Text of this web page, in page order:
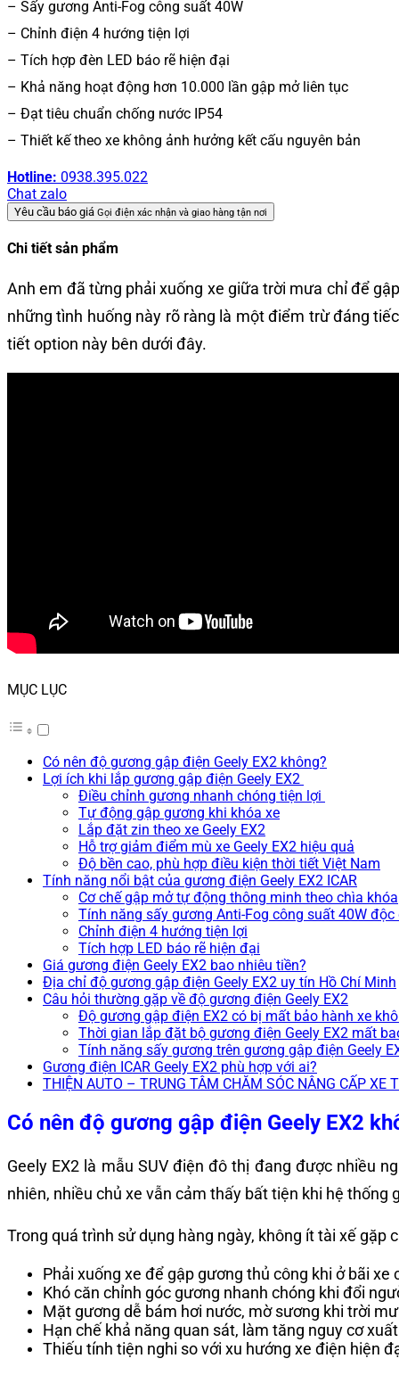
– Sấy gương Anti-Fog công suất 40W
– Chỉnh điện 4 hướng tiện lợi
– Tích hợp đèn LED báo rẽ hiện đại
– Khả năng hoạt động hơn 10.000 lần gập mở liên tục
– Đạt tiêu chuẩn chống nước IP54
– Thiết kế theo xe không ảnh hưởng kết cấu nguyên bản
Hotline: 0938.395.022
Chat zalo
Yêu cầu báo giá Gọi điện xác nhận và giao hàng tận nơi
Chi tiết sản phẩm
Anh em đã từng phải xuống xe giữa trời mưa chỉ để
những tình huống này rõ ràng là một điểm trừ đáng
tiết option này bên dưới đây.
MỤC LỤC
Có nên độ gương gập điện Geely EX2 không?
Lợi ích khi lắp gương gập điện Geely EX2
Điều chỉnh gương nhanh chóng tiện lợi
Tự động gập gương khi khóa xe
Lắp đặt zin theo xe Geely EX2
Hỗ trợ giảm điểm mù xe Geely EX2 hiệu quả
Độ bền cao, phù hợp điều kiện thời tiết Việt Nam
Tính năng nổi bật của gương điện Geely EX2 ICAR
Cơ chế gập mở tự động thông minh theo chìa khóa
Tính năng sấy gương Anti-Fog công suất 40W độc
Chỉnh điện 4 hướng tiện lợi
Tích hợp LED báo rẽ hiện đại
Giá gương điện Geely EX2 bao nhiêu tiền?
Địa chỉ độ gương gập điện Geely EX2 uy tín Hồ Chí Minh
Câu hỏi thường gặp về độ gương điện Geely EX2
Độ gương gập điện EX2 có bị mất bảo hành xe
Thời gian lắp đặt bộ gương điện Geely EX2 mất
Tính năng sấy gương trên gương gập điện Geely
Gương điện ICAR Geely EX2 phù hợp với ai?
THIỆN AUTO – TRUNG TÂM CHĂM SÓC NÂNG CẤP XE
Có nên độ gương gập điện Geely EX2
Geely EX2 là mẫu SUV điện đô thị đang được nhiều
nhiên, nhiều chủ xe vẫn cảm thấy bất tiện khi hệ
Trong quá trình sử dụng hàng ngày, không ít tài xế gặp
Phải xuống xe để gập gương thủ công khi ở bãi xe
Khó căn chỉnh góc gương nhanh chóng khi đổi
Mặt gương dễ bám hơi nước, mờ sương khi trời
Hạn chế khả năng quan sát, làm tăng nguy cơ
Thiếu tính tiện nghi so với xu hướng xe điện hiện